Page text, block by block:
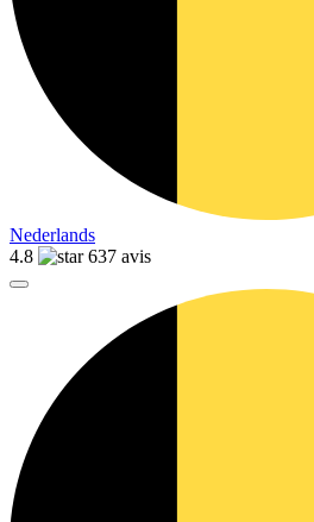
Nederlands
4.8
637 avis